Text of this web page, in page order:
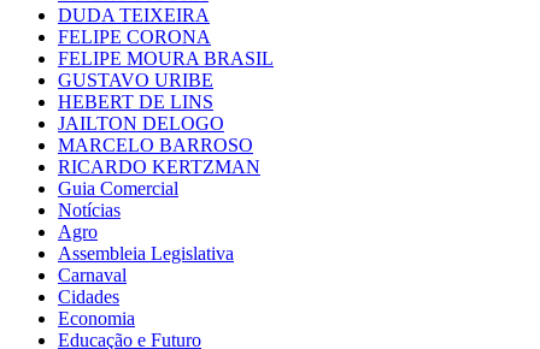
DUDA TEIXEIRA
FELIPE CORONA
FELIPE MOURA BRASIL
GUSTAVO URIBE
HEBERT DE LINS
JAILTON DELOGO
MARCELO BARROSO
RICARDO KERTZMAN
Guia Comercial
Notícias
Agro
Assembleia Legislativa
Carnaval
Cidades
Economia
Educação e Futuro